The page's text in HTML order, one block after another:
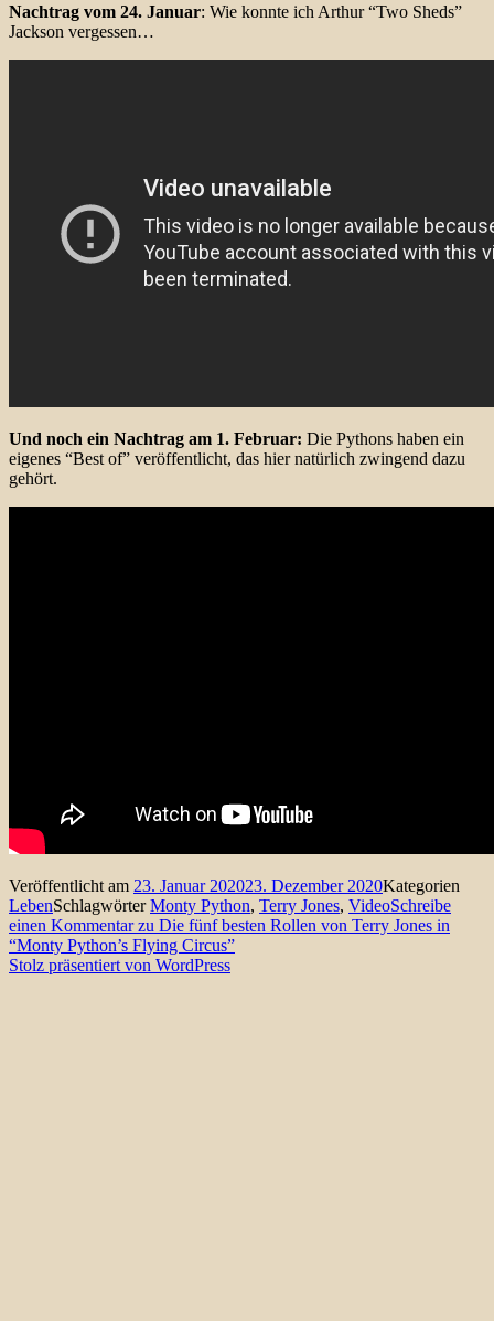
Nachtrag vom 24. Januar: Wie konnte ich Arthur “Two Sheds”
Jackson vergessen…
Und noch ein Nachtrag am 1. Februar: Die Pythons haben ein
eigenes “Best of” veröffentlicht, das hier natürlich zwingend dazu
gehört.
Veröffentlicht am 23. Januar 202023. Dezember 2020Kategorien
LebenSchlagwörterMonty Python, Terry Jones, VideoSchreibe
einen Kommentarzu Die fünf besten Rollen von Terry Jones in
“Monty Python’s Flying Circus”
Stolz präsentiert von WordPress